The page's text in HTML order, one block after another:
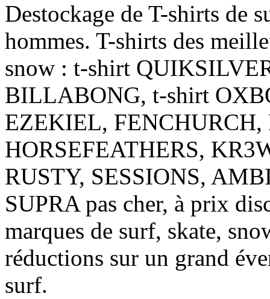
Destockage de T-shirts de
hommes. T-shirts des
snow : t-shirt
BILLABONG, t-shirt
EZEKIEL, FENCHURCH,
HORSEFEATHERS,
RUSTY, SESSIONS,
SUPRA pas cher, à prix
marques de surf, skate,
réductions sur un grand
surf.